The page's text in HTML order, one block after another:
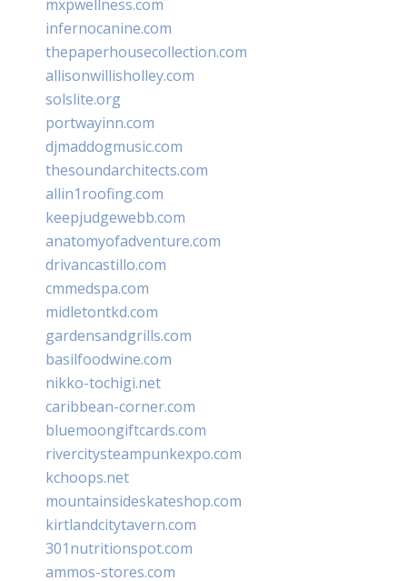
mxpwellness.com
infernocanine.com
thepaperhousecollection.com
allisonwillisholley.com
solslite.org
portwayinn.com
djmaddogmusic.com
thesoundarchitects.com
allin1roofing.com
keepjudgewebb.com
anatomyofadventure.com
drivancastillo.com
cmmedspa.com
midletontkd.com
gardensandgrills.com
basilfoodwine.com
nikko-tochigi.net
caribbean-corner.com
bluemoongiftcards.com
rivercitysteampunkexpo.com
kchoops.net
mountainsideskateshop.com
kirtlandcitytavern.com
301nutritionspot.com
ammos-stores.com